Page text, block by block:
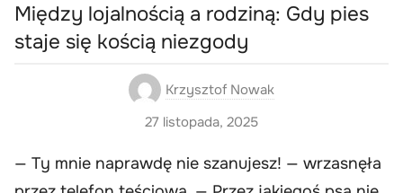
Między lojalnością a rodziną: Gdy pies
staje się kością niezgody
Krzysztof Nowak
27 listopada, 2025
— Ty mnie naprawdę nie szanujesz! — wrzasnęła